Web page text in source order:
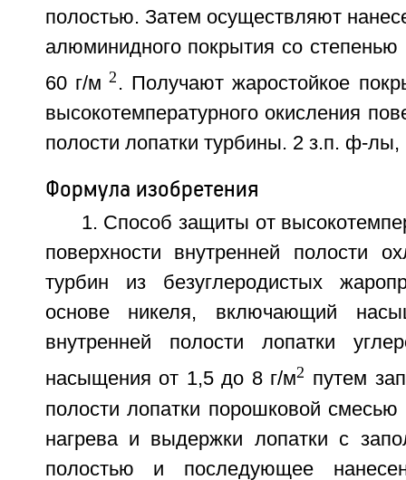
полостью. Затем осуществляют
алюминидного покрытия со
60 г/м 2 . Получают жаростойкое
высокотемпературного окисления
полости лопатки турбины. 2 з.п. ф-лы,
Формула изобретения
1. Способ защиты от
поверхности внутренней полости
турбин из безуглеродистых
основе никеля, включающий
внутренней полости лопатки
насыщения от 1,5 до 8 г/м2 путем
полости лопатки порошковой смесью
нагрева и выдержки лопатки с
полостью и последующее